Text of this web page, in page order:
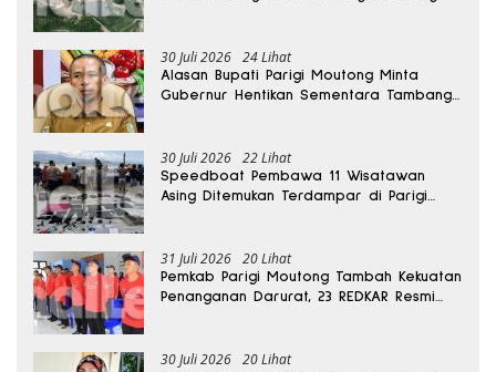
30 Juli 2026 24 Lihat
Alasan Bupati Parigi Moutong Minta
Gubernur Hentikan Sementara Tambang
30 Juli 2026 22 Lihat
Speedboat Pembawa 11 Wisatawan
Asing Ditemukan Terdampar di Parigi
31 Juli 2026 20 Lihat
Pemkab Parigi Moutong Tambah Kekuatan
Penanganan Darurat, 23 REDKAR Resmi
30 Juli 2026 20 Lihat